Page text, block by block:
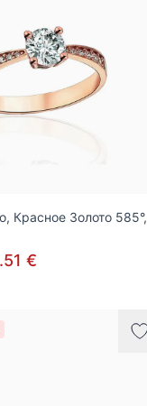
Красное Золото 585°,
€